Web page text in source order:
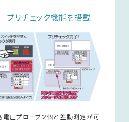
リチェック機能を搭載
圧プローブ２個と差動測定が可